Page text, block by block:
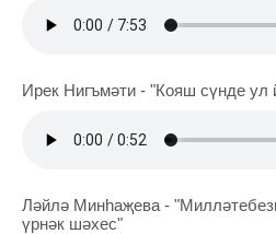
Ирек Нигъмәти - "Кояш сүнде ул
Ләйлә Минһаҗева -
үрнәк шәхес"